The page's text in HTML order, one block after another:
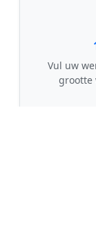
Vul uw
grootte